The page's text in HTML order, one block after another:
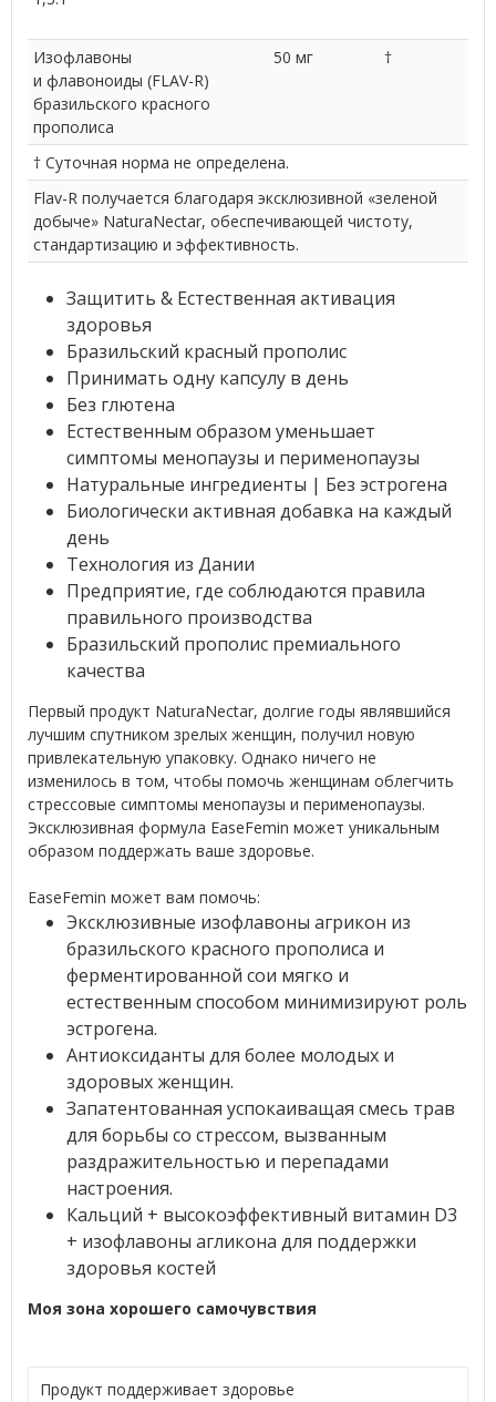
Изофлавоны
и флавоноиды (FLAV-R)
бразильского красного
прополиса
50 мг †
† Суточная норма не определена.
Flav-R получается благодаря эксклюзивной «зеленой
добыче» NaturaNectar, обеспечивающей чистоту,
стандартизацию и эффективность.
Защитить & Естественная активация
здоровья
Бразильский красный прополис
Принимать одну капсулу в день
Без глютена
Естественным образом уменьшает
симптомы менопаузы и перименопаузы
Натуральные ингредиенты | Без эстрогена
Биологически активная добавка на каждый
день
Технология из Дании
Предприятие, где соблюдаются правила
правильного производства
Бразильский прополис премиального
качества
Первый продукт NaturaNectar, долгие годы являвшийся
лучшим спутником зрелых женщин, получил новую
привлекательную упаковку. Однако ничего не
изменилось в том, чтобы помочь женщинам облегчить
стрессовые симптомы менопаузы и перименопаузы.
Эксклюзивная формула EaseFemin может уникальным
образом поддержать ваше здоровье.
EaseFemin может вам помочь:
Эксклюзивные изофлавоны агрикон из
бразильского красного прополиса и
ферментированной сои мягко и
естественным способом минимизируют роль
эстрогена.
Антиоксиданты для более молодых и
здоровых женщин.
Запатентованная успокаиващая смесь трав
для борьбы со стрессом, вызванным
раздражительностью и перепадами
настроения.
Кальций + высокоэффективный витамин D3
+ изофлавоны агликона для поддержки
здоровья костей
Моя зона хорошего самочувствия
Продукт поддерживает здоровье